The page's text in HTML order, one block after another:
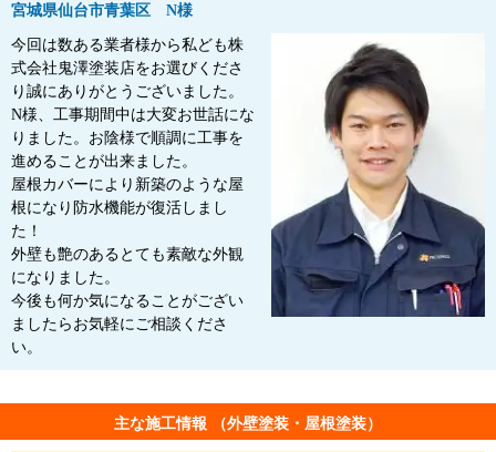
宮城県仙台市青葉区 N様
今回は数ある業者様から私ども株
式会社鬼澤塗装店をお選びくださ
り誠にありがとうございました。
N様、工事期間中は大変お世話にな
りました。お陰様で順調に工事を
進めることが出来ました。
屋根カバーにより新築のような屋
根になり防水機能が復活しまし
た！
外壁も艶のあるとても素敵な外観
になりました。
今後も何か気になることがござい
ましたらお気軽にご相談くださ
い。
主な施工情報 （外壁塗装・屋根塗装）